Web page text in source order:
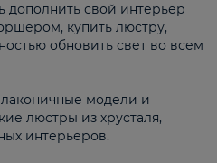
дополнить свой интерьер
купить люстру,
обновить свет во всем
модели и
люстры из хрусталя,
интерьеров.